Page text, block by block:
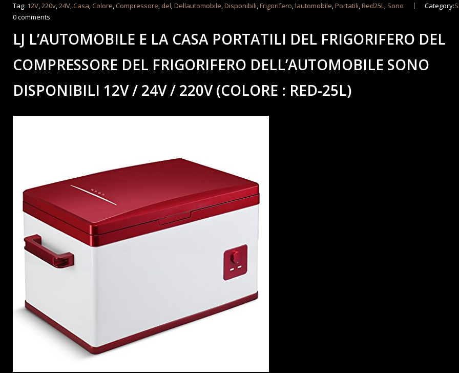
Tag: 12V ,220v ,24V Casa Colore Compressore del ,Dellautomobile ,Disponibili ,Frigorifero ,lautomobile ,Portatili ,Red25L Sono Category:
0 comments
LJ L’AUTOMOBILE E LA CASA PORTATILI DEL FRIGORIFERO DEL
COMPRESSORE DEL FRIGORIFERO DELL’AUTOMOBILE SONO
DISPONIBILI 12V / 24V / 220V (COLORE : RED-25L)